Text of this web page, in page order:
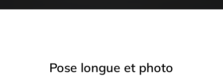
Pose longue et photo